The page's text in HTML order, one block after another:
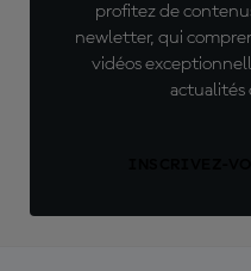
profitez de
newletter, qui
vidéos
actualités